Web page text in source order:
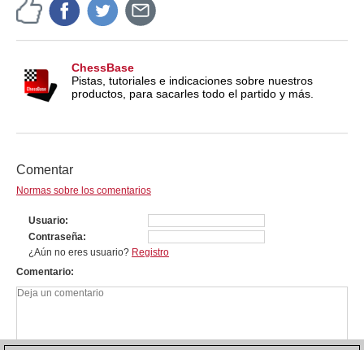
ChessBase
Pistas, tutoriales e indicaciones sobre nuestros
productos, para sacarles todo el partido y más.
Comentar
Normas sobre los comentarios
Usuario
Contraseña
¿Aún no eres usuario? Registro
Comentario